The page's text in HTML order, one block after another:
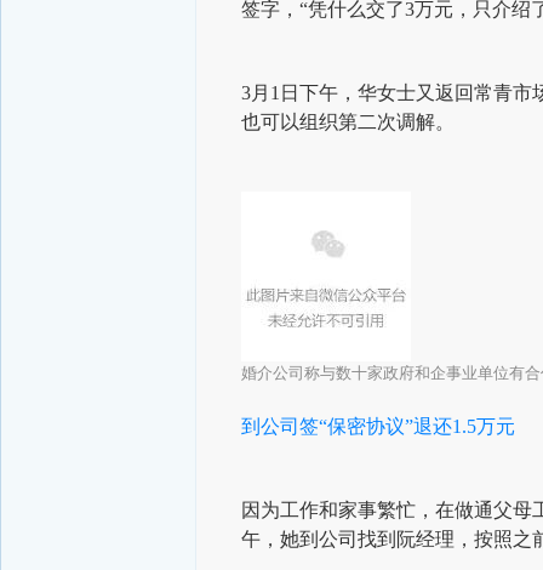
签字，“凭什么交了3万元，只介绍
3月1日下午，华女士又返回常青
也可以组织第二次调解。
婚介公司称与数十家政府和企事业单位有
到公司签“保密协议”退还1.5万元
因为工作和家事繁忙，在做通父
午，她到公司找到阮经理，按照之